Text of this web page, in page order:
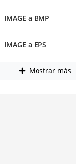
IMAGE a BMP
IMAGE a EPS
Mostrar más